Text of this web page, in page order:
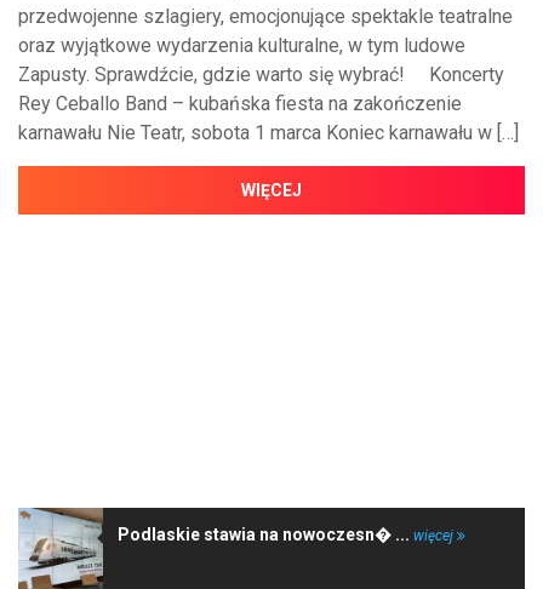
przedwojenne szlagiery, emocjonujące spektakle teatralne
oraz wyjątkowe wydarzenia kulturalne, w tym ludowe
Zapusty. Sprawdźcie, gdzie warto się wybrać! Koncerty
Rey Ceballo Band – kubańska fiesta na zakończenie
karnawału Nie Teatr, sobota 1 marca Koniec karnawału w […]
WIĘCEJ
Podlaskie stawia na nowoczesn� ... więcej